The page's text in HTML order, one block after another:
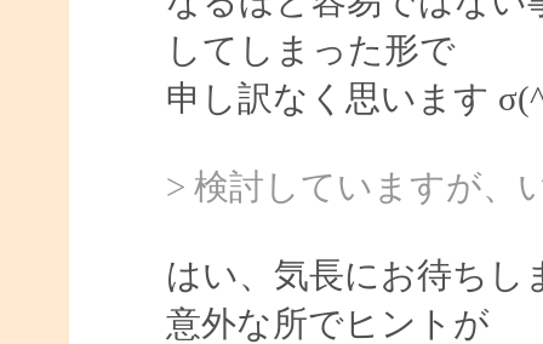
してしまった形で
申し訳なく思います
> 検討していますが、
はい、気長にお待ちし
意外な所でヒントが